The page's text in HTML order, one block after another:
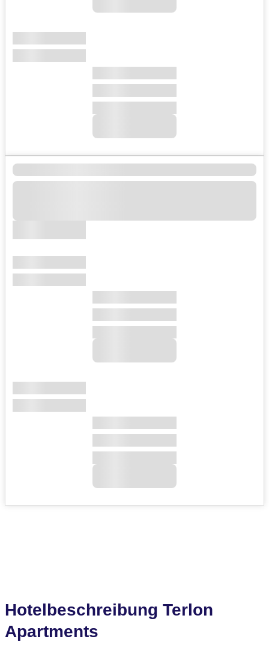
Hotelbeschreibung Terlon
Apartments